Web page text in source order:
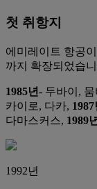
첫 취항지
에미레이트 항공
까지 확장되었습
1985년- 두바이,
카이로, 다카, 1987
다마스커스, 1989년
1992년